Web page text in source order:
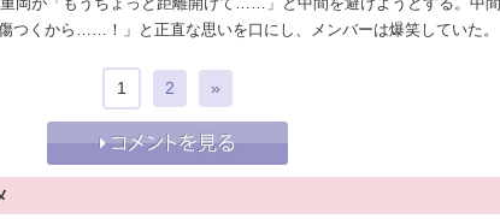
つくから……！」と正直な思いを口にし、メンバーは爆笑していた。
1 2 »